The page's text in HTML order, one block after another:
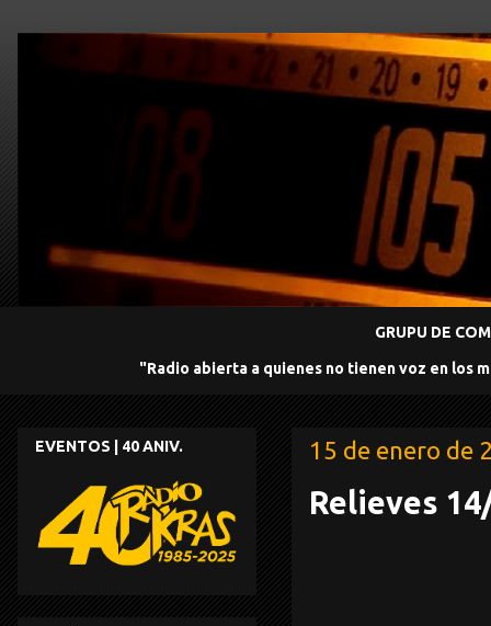
GRUPU DE
"Radio abierta a quienes no tienen voz en los
15 de enero de
Relieves
EVENTOS | 40 ANIV.